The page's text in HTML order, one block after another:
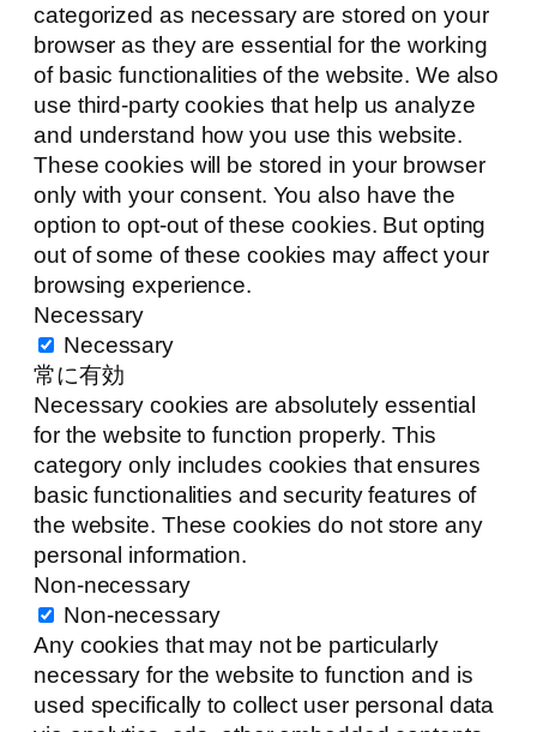
categorized as necessary are stored on your
browser as they are essential for the working
of basic functionalities of the website. We also
use third-party cookies that help us analyze
and understand how you use this website.
These cookies will be stored in your browser
only with your consent. You also have the
option to opt-out of these cookies. But opting
out of some of these cookies may affect your
browsing experience.
Necessary
Necessary
常に有効
Necessary cookies are absolutely essential
for the website to function properly. This
category only includes cookies that ensures
basic functionalities and security features of
the website. These cookies do not store any
personal information.
Non-necessary
Non-necessary
Any cookies that may not be particularly
necessary for the website to function and is
used specifically to collect user personal data